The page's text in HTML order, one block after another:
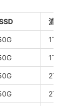
流量
1T
1T
2T
2T